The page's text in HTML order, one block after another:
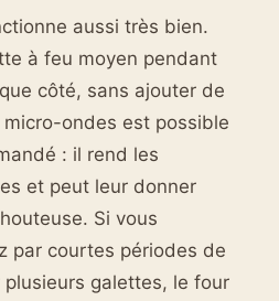
aussi très bien.
à feu moyen pendant
côté, sans ajouter de
ondes est possible
: il rend les
et peut leur donner
Si vous
par courtes périodes de
galettes, le four